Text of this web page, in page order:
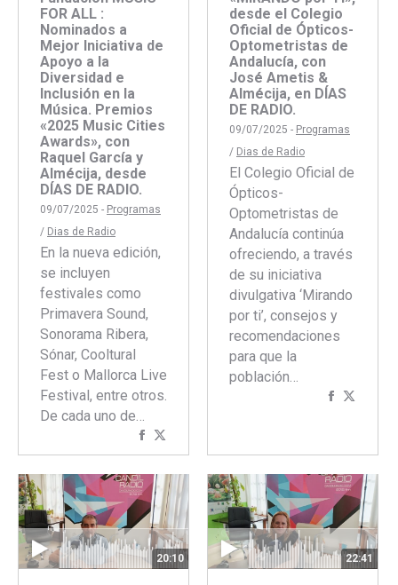
FOR ALL :
Nominados a
Mejor Iniciativa de
Apoyo a la
Diversidad e
Inclusión en la
Música. Premios
«2025 Music Cities
Awards», con
Raquel García y
Almécija, desde
DÍAS DE RADIO.
09/07/2025 - Programas
/ Dias de Radio
En la nueva edición,
se incluyen
festivales como
Primavera Sound,
Sonorama Ribera,
Sónar, Cooltural
Fest o Mallorca Live
Festival, entre otros.
De cada uno de…
Compartir
con
Facebook
con
Twitter
desde el Colegio
Oficial de Ópticos-
Optometristas de
Andalucía, con
José Ametis &
Almécija, en DÍAS
DE RADIO.
09/07/2025 - Programas
/ Dias de Radio
El Colegio Oficial de
Ópticos-
Optometristas de
Andalucía continúa
ofreciendo, a través
de su iniciativa
divulgativa ‘Mirando
por ti’, consejos y
recomendaciones
para que la
población…
Compartir
20:10 22:41